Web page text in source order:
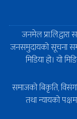
जनमेल
जनसमुदायको सूचना
मिडिया हो। यो
समाजको बिकृति,
तथा न्यायको